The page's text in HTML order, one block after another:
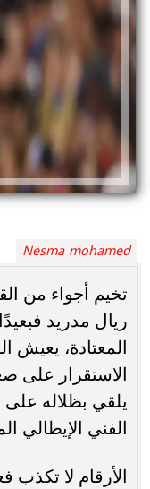
Nesma mohamed
تخيم أجواء من
ريال مدريد
المعتادة، يعيش
الاستقرار على
يلقي بظلاله على
الفني الإيطالي
الأرقام لا